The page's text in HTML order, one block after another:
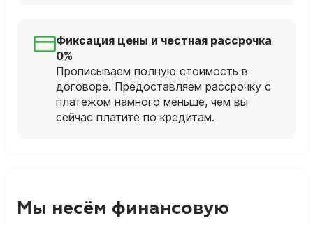
Фиксация цены и честная рассрочка
0%
Прописываем полную стоимость в
договоре. Предоставляем рассрочку с
платежом намного меньше, чем вы
сейчас платите по кредитам.
Мы несём финансовую